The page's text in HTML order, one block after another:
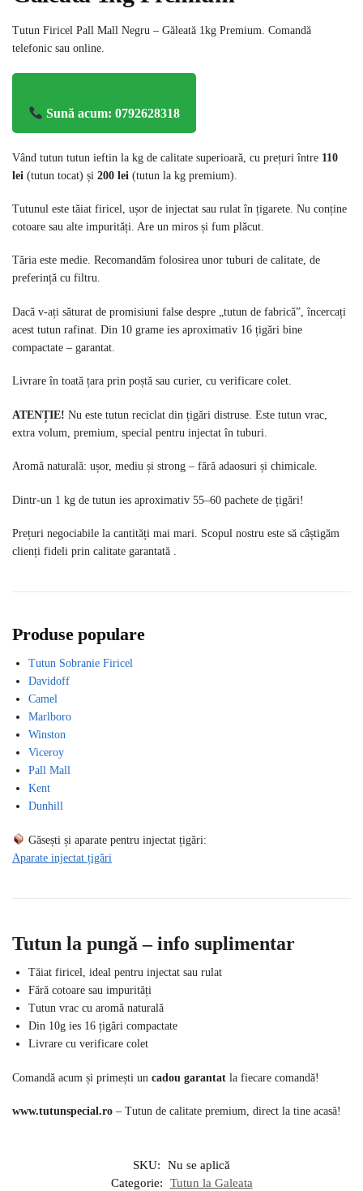
Tutun Firicel Pall Mall Negru – Găleată 1kg Premium. Comandă
telefonic sau online.
Sună acum: 0792628318
Vând tutun tutun ieftin la kg de calitate superioară, cu prețuri între 110
lei (tutun tocat) și 200 lei (tutun la kg premium).
Tutunul este tăiat firicel, ușor de injectat sau rulat în țigarete. Nu conține
cotoare sau alte impurități. Are un miros și fum plăcut.
Tăria este medie. Recomandăm folosirea unor tuburi de calitate, de
preferință cu filtru.
Dacă v-ați săturat de promisiuni false despre „tutun de fabrică”, încercați
acest tutun rafinat. Din 10 grame ies aproximativ 16 țigări bine
compactate – garantat.
Livrare în toată țara prin poștă sau curier, cu verificare colet.
ATENȚIE! Nu este tutun reciclat din țigări distruse. Este tutun vrac,
extra volum, premium, special pentru injectat în tuburi.
Aromă naturală: ușor, mediu și strong – fără adaosuri și chimicale.
Dintr-un 1 kg de tutun ies aproximativ 55–60 pachete de țigări!
Prețuri negociabile la cantități mai mari. Scopul nostru este să câștigăm
clienți fideli prin calitate garantată .
Produse populare
Tutun Sobranie Firicel
Davidoff
Camel
Marlboro
Winston
Viceroy
Pall Mall
Kent
Dunhill
Găsești și aparate pentru injectat țigări:
Aparate injectat țigări
Tutun la pungă – info suplimentar
Tăiat firicel, ideal pentru injectat sau rulat
Fără cotoare sau impurități
Tutun vrac cu aromă naturală
Din 10g ies 16 țigări compactate
Livrare cu verificare colet
Comandă acum și primești un cadou garantat la fiecare comandă!
www.tutunspecial.ro – Tutun de calitate premium, direct la tine acasă!
SKU:
Nu se aplică
Categorie:
Tutun la Galeata